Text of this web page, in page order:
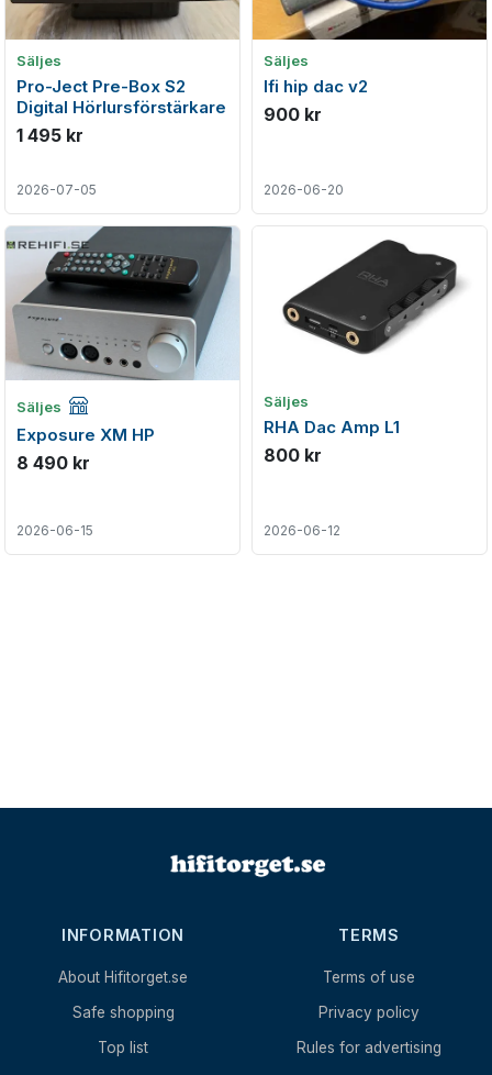
Säljes
Pro-Ject Pre-Box S2
Digital Hörlursförstärkare
1 495 kr
2026-07-05
Säljes
Ifi hip dac v2
900 kr
2026-06-20
Säljes Företagsannons
Exposure XM HP
8 490 kr
2026-06-15
Säljes
RHA Dac Amp L1
800 kr
2026-06-12
INFORMATION
About Hifitorget.se
Safe shopping
Top list
TERMS
Terms of use
Privacy policy
Rules for advertising